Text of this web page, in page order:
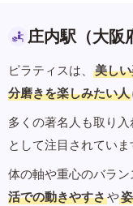
庄内駅（大阪
ピラティスは、 美し
分磨きを楽しみたい人
多くの著名人も取り
として注目されていま
体の軸や重心のバラン
活での動きやすさや